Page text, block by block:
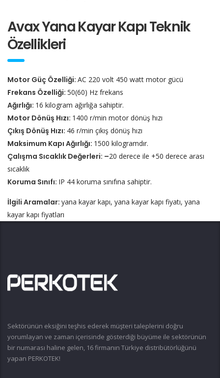
Avax Yana Kayar Kapı Teknik
Özellikleri
Motor Güç Özelliği: AC 220 volt 450 watt motor gücü
Frekans Özelliği: 50(60) Hz frekans
Ağırlığı: 16 kilogram ağırlığa sahiptir.
Motor Dönüş Hızı: 1400 r/min motor dönüş hızı
Çıkış Dönüş Hızı: 46 r/min çıkış dönüş hızı
Maksimum Kapı Ağırlığı: 1500 kilogramdır.
Çalışma Sıcaklık Değerleri: –20 derece ile +50 derece arası
sıcaklık
Koruma Sınıfı: IP 44 koruma sınıfına sahiptir.
İlgili Aramalar: yana kayar kapı, yana kayar kapı fiyatı, yana
kayar kapı fiyatları
Sektörünün eksiğini teşhis ederek müşteri taleplerini doğru
yorumlayan ve zaman içerisinde gösterdiği büyüme ile sektörünün
bir numarası haline gelen, 16 firmanın Türkiye distribütörlüğünü
yapan PERKOTEK!